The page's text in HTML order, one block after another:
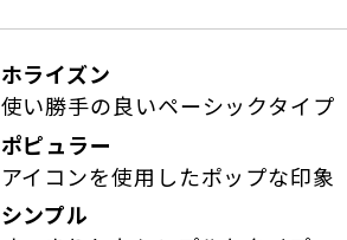
ホライズン
使い勝手の良いペーシックタイプ
ポピュラー
アイコンを使用したポップな印象
シンプル